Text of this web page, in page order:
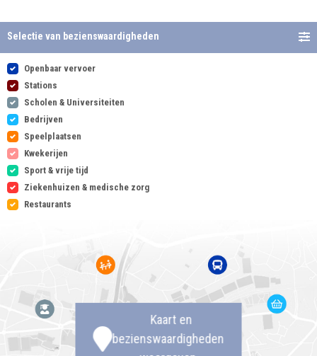
Selectie van bezienswaardigheden
Openbaar vervoer
Stations
Scholen & Universiteiten
Bedrijven
Speelplaatsen
Kwekerijen
Sport & vrije tijd
Ziekenhuizen & medische zorg
Restaurants
Kaart en
bezienswaardigheden